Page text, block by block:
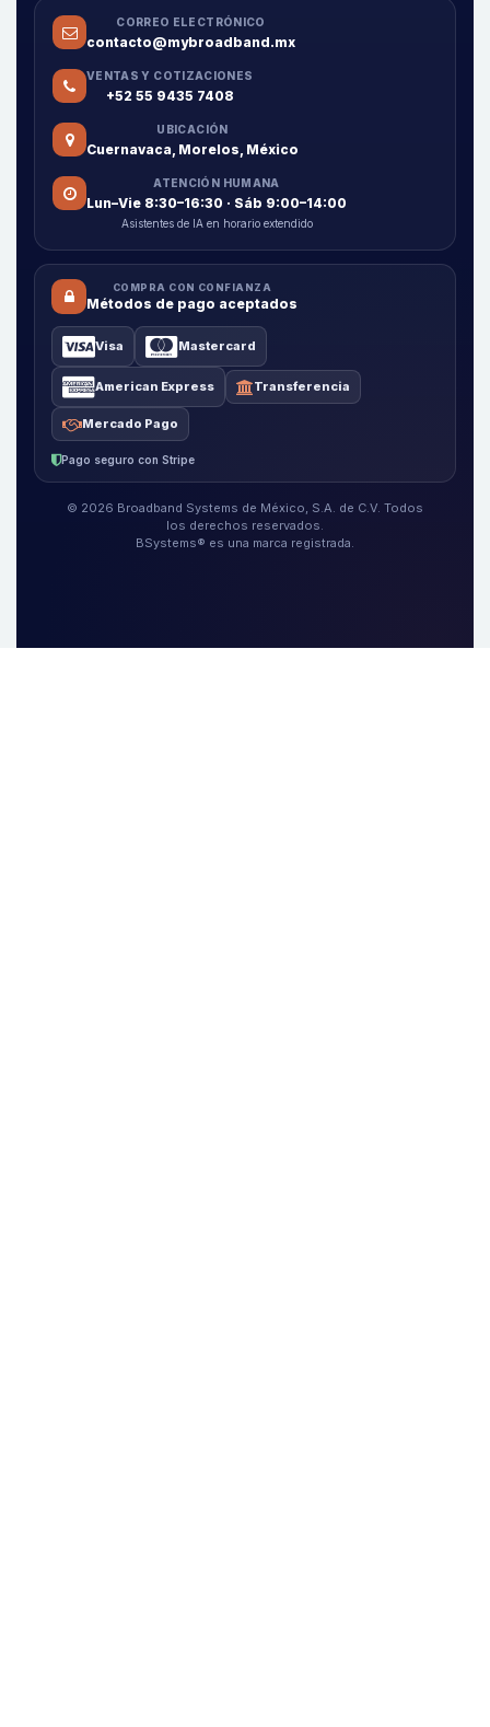
CORREO ELECTRÓNICO
contacto@mybroadband.mx
VENTAS Y COTIZACIONES
+52 55 9435 7408
UBICACIÓN
Cuernavaca, Morelos, México
ATENCIÓN HUMANA
Lun–Vie 8:30–16:30 · Sáb 9:00–14:00
Asistentes de IA en horario extendido
COMPRA CON CONFIANZA
Métodos de pago aceptados
Visa Mastercard
American Express Transferencia
Mercado Pago
Pago seguro con Stripe
© 2026 Broadband Systems de México, S.A. de C.V. Todos
los derechos reservados.
BSystems® es una marca registrada.